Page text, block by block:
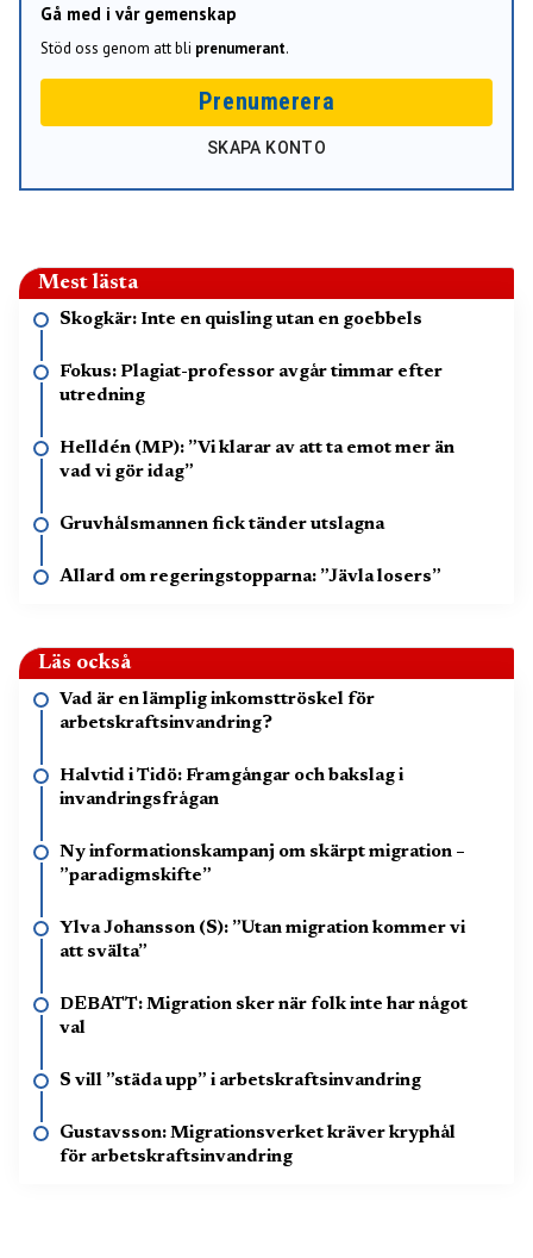
Gå med i vår gemenskap
Stöd oss genom att bli prenumerant.
Prenumerera
SKAPA KONTO
Mest lästa
Skogkär: Inte en quisling utan en goebbels
Fokus: Plagiat-professor avgår timmar efter
utredning
Helldén (MP): ”Vi klarar av att ta emot mer än
vad vi gör idag”
Gruvhålsmannen fick tänder utslagna
Allard om regeringstopparna: ”Jävla losers”
Läs också
Vad är en lämplig inkomsttröskel för
arbetskraftsinvandring?
Halvtid i Tidö: Framgångar och bakslag i
invandringsfrågan
Ny informationskampanj om skärpt migration –
”paradigmskifte”
Ylva Johansson (S): ”Utan migration kommer vi
att svälta”
DEBATT: Migration sker när folk inte har något
val
S vill ”städa upp” i arbetskraftsinvandring
Gustavsson: Migrationsverket kräver kryphål
för arbetskraftsinvandring